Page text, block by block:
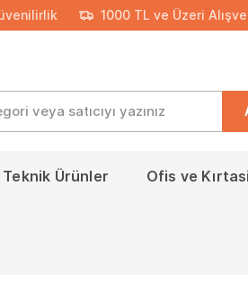
1000 TL ve Üzeri
Teknik Ürünler Ofis ve